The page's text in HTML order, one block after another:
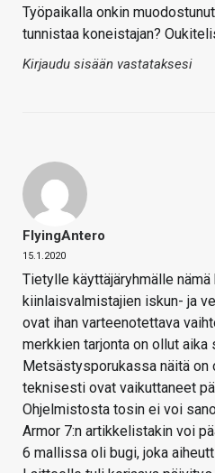
Työpaikalla onkin
tunnistaa koneistajan?
Kirjaudu sisään vastataksesi
FlyingAntero
15.1.2020
Tietylle käyttäjäryhmälle
kiinlaisvalmistajien iskun- ja
ovat ihan varteenotettava
merkkien tarjonta on ollut aika
Metsästysporukassa näitä on
teknisesti ovat vaikuttaneet
Ohjelmistosta tosin ei voi
Armor 7:n artikkelistakin voi
6 mallissa oli bugi, joka